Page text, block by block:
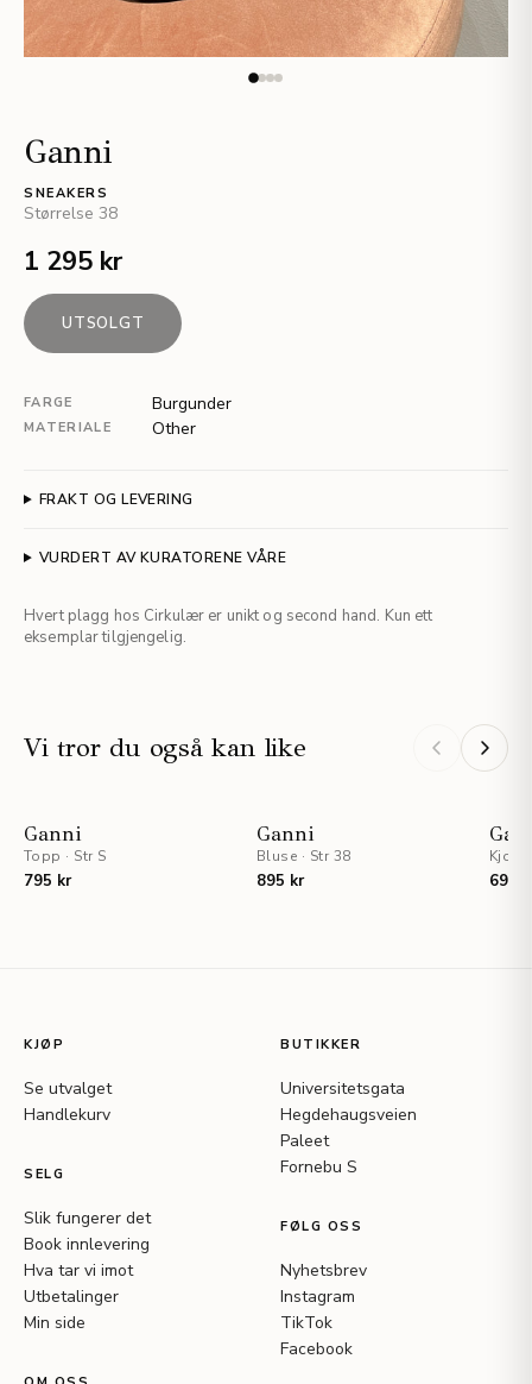
Ganni
SNEAKERS
Størrelse 38
1 295 kr
UTSOLGT
FARGE Burgunder
MATERIALE Other
FRAKT OG LEVERING
VURDERT AV KURATORENE VÅRE
Hvert plagg hos Cirkulær er unikt og second hand. Kun ett
eksemplar tilgjengelig.
Vi tror du også kan like
Ganni
Topp · Str S
795 kr
Ganni
Bluse · Str 38
895 kr
Kjole
695
KJØP
Se utvalget
Handlekurv
SELG
Slik fungerer det
Book innlevering
Hva tar vi imot
Utbetalinger
Min side
BUTIKKER
Universitetsgata
Hegdehaugsveien
Paleet
Fornebu S
FØLG OSS
Nyhetsbrev
Instagram
TikTok
Facebook